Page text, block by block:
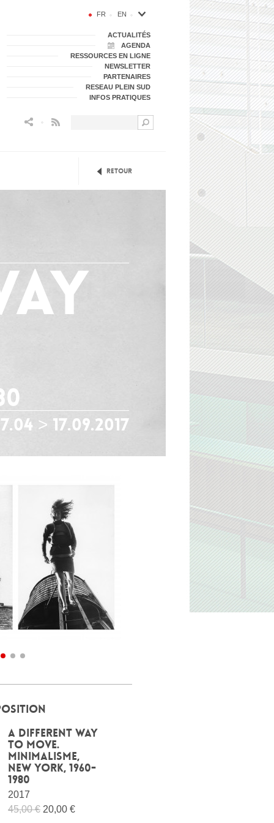
FR EN
ACTUALITÉS
AGENDA
RESSOURCES EN LIGNE
NEWSLETTER
PARTENAIRES
RESEAU PLEIN SUD
INFOS PRATIQUES
Retour
> 17.09.2017
A different way
to move.
Minimalisme,
New York, 1960-
1980
2017
45,00 € 20,00 €